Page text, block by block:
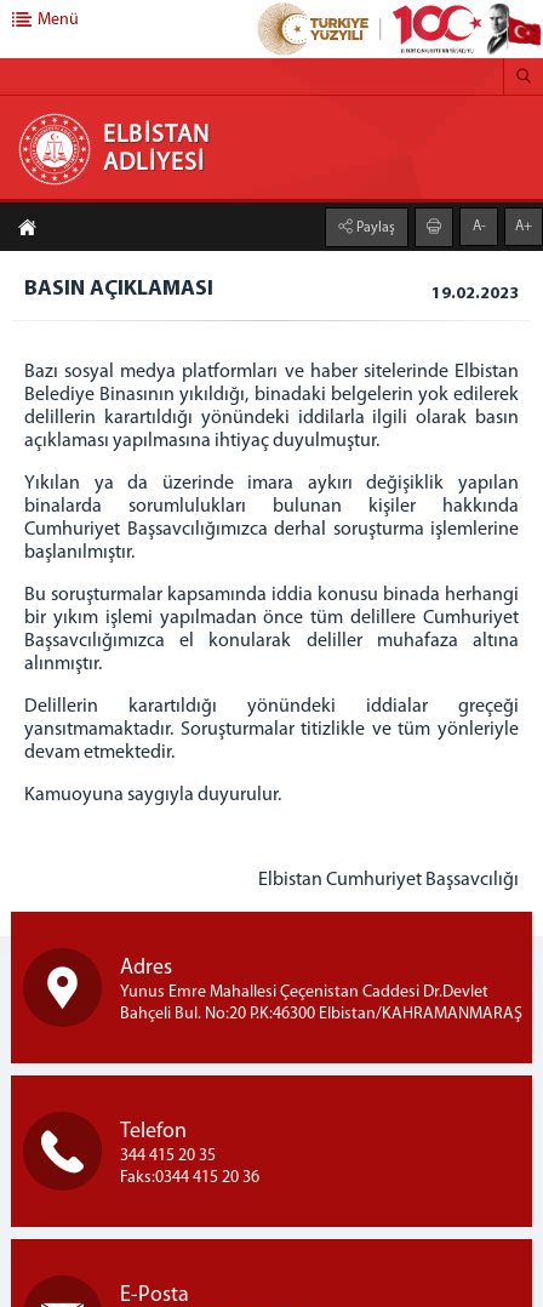
ELBİSTAN ADLİYESİ
Anasayfa
Adliyemiz
Elbistan Adliyesi
Denetimli Serbestlik
Adliye Lojmanları
C.Başsavcılığı
Cumhuriyet Başsavcılığı Birimleri
Adalet Komisyonu
Mahkemeler
Mülhakat
İletişim
Menü
ELBİSTAN
ADLİYESİ
Paylaş A- A+
BASIN AÇIKLAMASI 19.02.2023
Bazı sosyal medya platformları ve haber sitelerinde Elbistan
Belediye Binasının yıkıldığı, binadaki belgelerin yok edilerek
delillerin karartıldığı yönündeki iddilarla ilgili olarak basın
açıklaması yapılmasına ihtiyaç duyulmuştur.
Yıkılan ya da üzerinde imara aykırı değişiklik yapılan
binalarda sorumlulukları bulunan kişiler hakkında
Cumhuriyet Başsavcılığımızca derhal soruşturma işlemlerine
başlanılmıştır.
Bu soruşturmalar kapsamında iddia konusu binada herhangi
bir yıkım işlemi yapılmadan önce tüm delillere Cumhuriyet
Başsavcılığımızca el konularak deliller muhafaza altına
alınmıştır.
Delillerin karartıldığı yönündeki iddialar greçeği
yansıtmamaktadır. Soruşturmalar titizlikle ve tüm yönleriyle
devam etmektedir.
Kamuoyuna saygıyla duyurulur.
Elbistan Cumhuriyet Başsavcılığı
Adres
Yunus Emre Mahallesi Çeçenistan Caddesi Dr.Devlet
Bahçeli Bul. No:20 P.K:46300 Elbistan/KAHRAMANMARAŞ
Telefon
344 415 20 35
Faks:0344 415 20 36
E-Posta